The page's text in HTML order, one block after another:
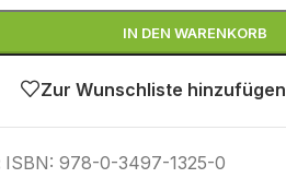
IN DEN WARENKORB
Zur Wunschliste hinzufügen
ISBN: 978-0-3497-1325-0